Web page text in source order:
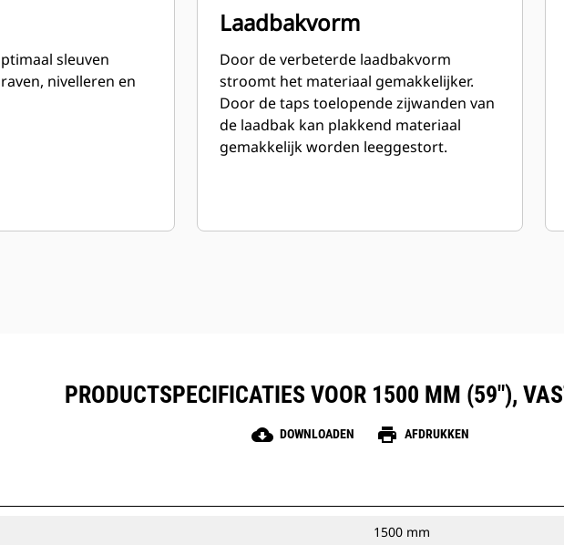
sleuven
nivelleren en
Laadbakvorm
Door de verbeterde laadbakvorm
stroomt het materiaal gemakkelijker.
Door de taps toelopende zijwanden van
de laadbak kan plakkend materiaal
gemakkelijk worden leeggestort.
PRODUCTSPECIFICATIES VOOR 1500 MM (59"),
cloud_download DOWNLOADEN print AFDRUKKEN
1500 mm